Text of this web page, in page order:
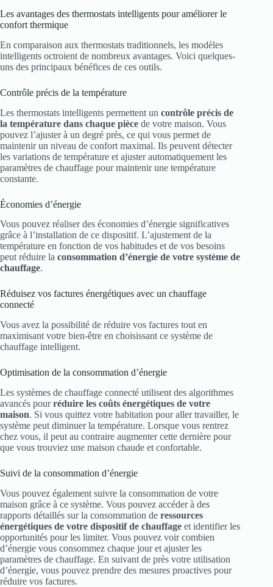
Les avantages des thermostats intelligents pour améliorer le
confort thermique
En comparaison aux thermostats traditionnels, les modèles
intelligents octroient de nombreux avantages. Voici quelques-
uns des principaux bénéfices de ces outils.
Contrôle précis de la température
Les thermostats intelligents permettent un contrôle précis de
la température dans chaque pièce de votre maison. Vous
pouvez l’ajuster à un degré près, ce qui vous permet de
maintenir un niveau de confort maximal. Ils peuvent détecter
les variations de température et ajuster automatiquement les
paramètres de chauffage pour maintenir une température
constante.
Économies d’énergie
Vous pouvez réaliser des économies d’énergie significatives
grâce à l’installation de ce dispositif. L’ajustement de la
température en fonction de vos habitudes et de vos besoins
peut réduire la consommation d’énergie de votre système de
chauffage.
Réduisez vos factures énergétiques avec un chauffage
connecté
Vous avez la possibilité de réduire vos factures tout en
maximisant votre bien-être en choisissant ce système de
chauffage intelligent.
Optimisation de la consommation d’énergie
Les systèmes de chauffage connecté utilisent des algorithmes
avancés pourréduire les coûts énergétiques de votre
maison. Si vous quittez votre habitation pour aller travailler, le
système peut diminuer la température. Lorsque vous rentrez
chez vous, il peut au contraire augmenter cette dernière pour
que vous trouviez une maison chaude et confortable.
Suivi de la consommation d’énergie
Vous pouvez également suivre la consommation de votre
maison grâce à ce système. Vous pouvez accéder à des
rapports détaillés sur la consommation de ressources
énergétiques de votre dispositif de chauffage et identifier les
opportunités pour les limiter. Vous pouvez voir combien
d’énergie vous consommez chaque jour et ajuster les
paramètres de chauffage. En suivant de près votre utilisation
d’énergie, vous pouvez prendre des mesures proactives pour
réduire vos factures.